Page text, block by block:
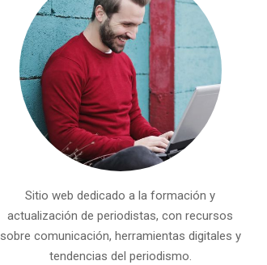
Sitio web dedicado a la formación y
actualización de periodistas, con recursos
sobre comunicación, herramientas digitales y
tendencias del periodismo.